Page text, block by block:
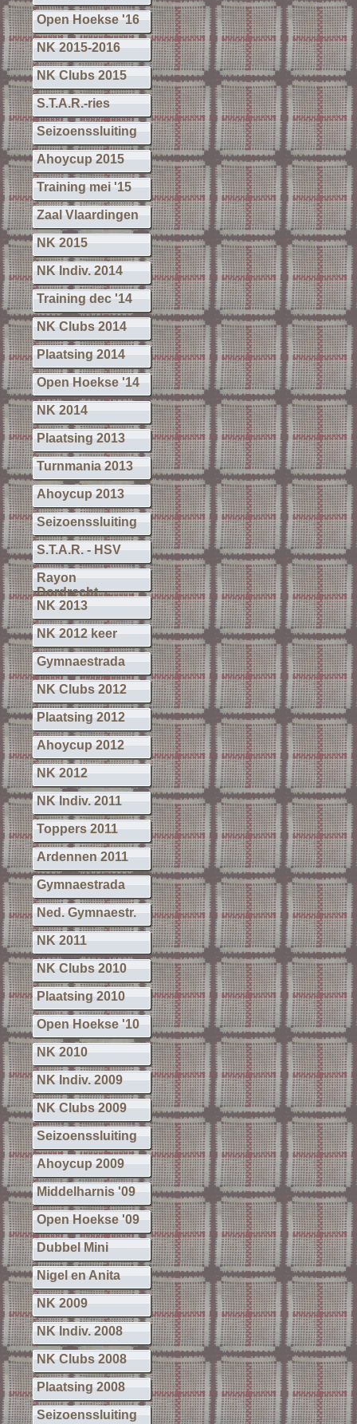
Open Hoekse '16
NK 2015-2016
NK Clubs 2015
S.T.A.R.-ries
Seizoenssluiting
Ahoycup 2015
Training mei '15
Zaal Vlaardingen
NK 2015
NK Indiv. 2014
Training dec '14
NK Clubs 2014
Plaatsing 2014
Open Hoekse '14
NK 2014
Plaatsing 2013
Turnmania 2013
Ahoycup 2013
Seizoenssluiting
S.T.A.R. - HSV
Rayon
Dordrecht
NK 2013
NK 2012 keer
Gymnaestrada
NK Clubs 2012
Plaatsing 2012
Ahoycup 2012
NK 2012
NK Indiv. 2011
Toppers 2011
Ardennen 2011
Gymnaestrada
Ned. Gymnaestr.
NK 2011
NK Clubs 2010
Plaatsing 2010
Open Hoekse '10
NK 2010
NK Indiv. 2009
NK Clubs 2009
Seizoenssluiting
Ahoycup 2009
Middelharnis '09
Open Hoekse '09
Dubbel Mini
Nigel en Anita
NK 2009
NK Indiv. 2008
NK Clubs 2008
Plaatsing 2008
Seizoenssluiting